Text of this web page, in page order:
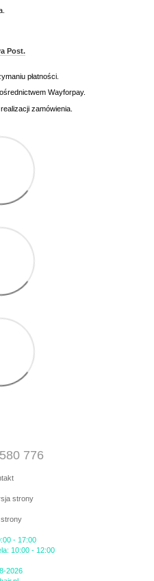
Post.
płatności.
Wayforpay.
zamówienia.
776
strony
- 17:00
10:00 - 12:00
2026